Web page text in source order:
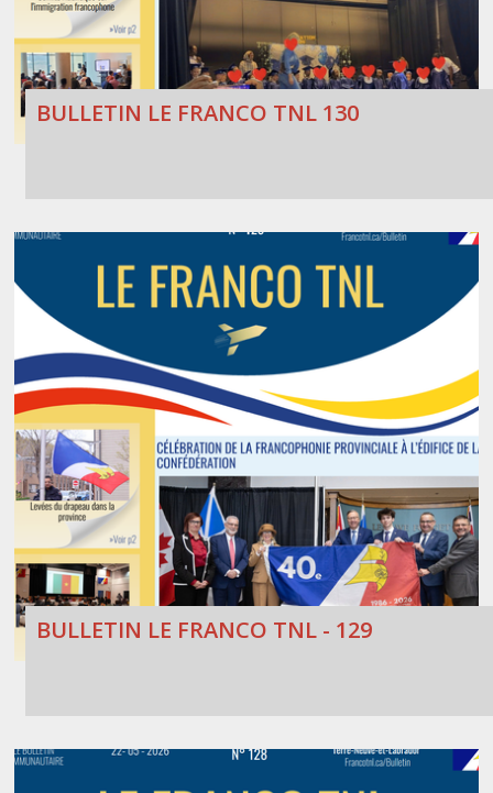
BULLETIN LE FRANCO TNL 130
BULLETIN LE FRANCO TNL - 129